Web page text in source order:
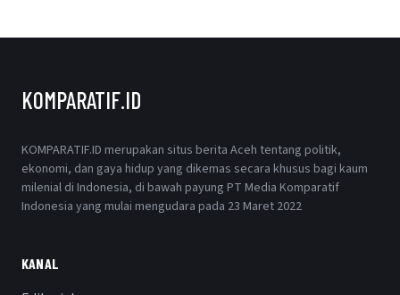
KOMPARATIF.ID
KOMPARATIF.ID merupakan situs berita Aceh tentang politik,
ekonomi, dan gaya hidup yang dikemas secara khusus bagi kaum
milenial di Indonesia, di bawah payung PT Media Komparatif
Indonesia yang mulai mengudara pada 23 Maret 2022
KANAL